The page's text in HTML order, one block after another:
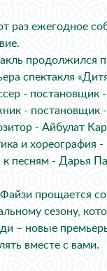
раз ежегодное
продолжился
спектакля
- постановщик
- постановщик
- Айбулат
и хореография
к песням - Дарья
Файзи прощается
сезону,
– новые
вместе с вами.